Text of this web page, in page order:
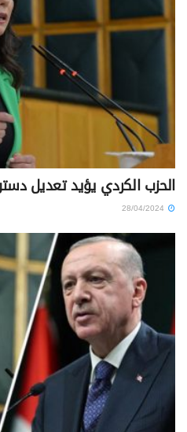
الحزب الكردي يؤيد تعديل